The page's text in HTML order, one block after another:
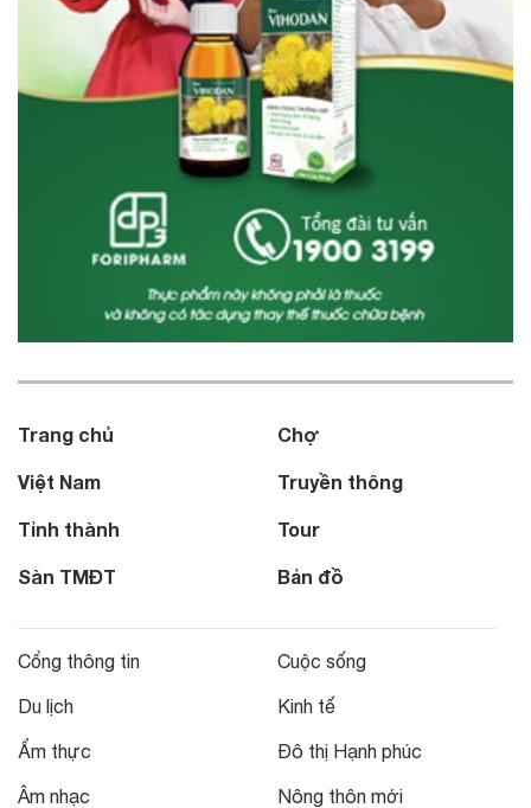
Trang chủ
Việt Nam
Tỉnh thành
Sàn TMĐT
Chợ
Truyền thông
Tour
Bản đồ
Cổng thông tin
Du lịch
Ẩm thực
Âm nhạc
Cuộc sống
Kinh tế
Đô thị Hạnh phúc
Nông thôn mới